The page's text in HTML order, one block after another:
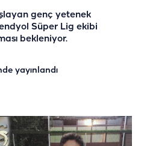
genç yetenek
Süper Lig ekibi
bekleniyor.
yayınlandı